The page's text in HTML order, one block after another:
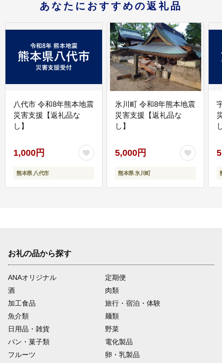
あなたにおすすめの返礼品
八代市 令和8年熊本地震
災害支援【返礼品な
し】
1,000円
熊本県 八代市
氷川町 令和8年熊本地震
災害支援【返礼品な
し】
5,000円
熊本県 氷川町
お礼の品から探す
ANAオリジナル
定期便
酒
肉類
加工食品
旅行・宿泊・体験
魚介類
麺類
日用品・雑貨
野菜
パン・菓子類
電化製品
フルーツ
卵・乳製品